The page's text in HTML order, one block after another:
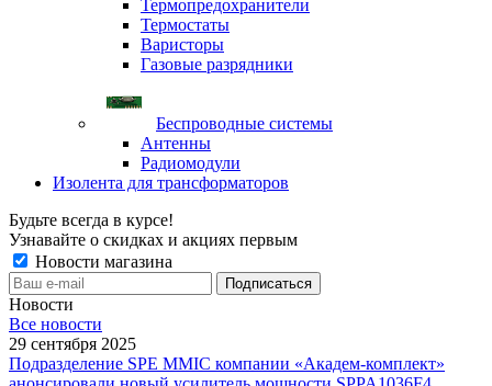
Термопредохранители
Термостаты
Варисторы
Газовые разрядники
Беспроводные системы
Антенны
Радиомодули
Изолента для трансформаторов
Будьте всегда в курсе!
Узнавайте о скидках и акциях первым
Новости магазина
Новости
Все новости
29 сентября 2025
Подразделение SPE MMIC компании «Академ-комплект»